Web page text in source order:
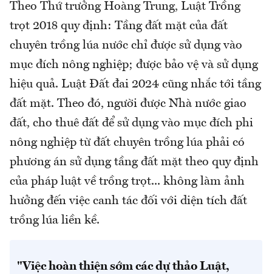
Theo Thứ trưởng Hoàng Trung, Luật Trồng
trọt 2018 quy định: Tầng đất mặt của đất
chuyên trồng lúa nước chỉ được sử dụng vào
mục đích nông nghiệp; được bảo vệ và sử dụng
hiệu quả. Luật Đất đai 2024 cũng nhắc tới tầng
đất mặt. Theo đó, người được Nhà nước giao
đất, cho thuê đất để sử dụng vào mục đích phi
nông nghiệp từ đất chuyên trồng lúa phải có
phương án sử dụng tầng đất mặt theo quy định
của pháp luật về trồng trọt... không làm ảnh
hưởng đến việc canh tác đối với diện tích đất
trồng lúa liền kề.
"Việc hoàn thiện sớm các dự thảo Luật,